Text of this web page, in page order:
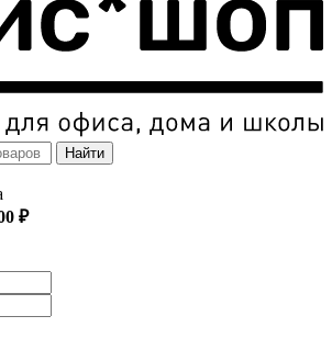
Найти
₽